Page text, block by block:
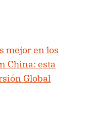
mejor en los
China: esta
Global